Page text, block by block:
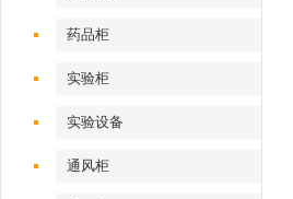
药品柜
实验柜
实验设备
通风柜